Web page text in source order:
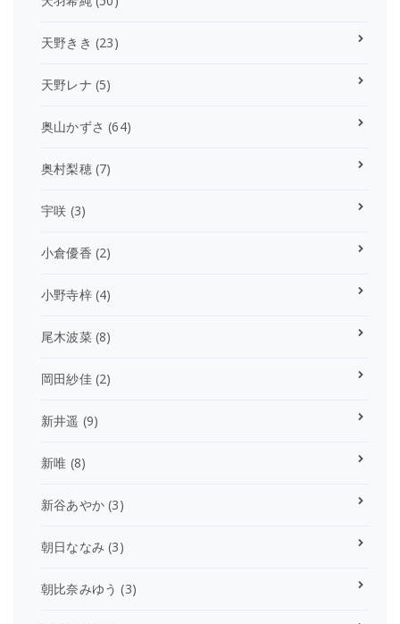
天野きき (23)
天野レナ (5)
奥山かずさ (64)
奥村梨穂(7)
宇咲 (3)
小倉優香 (2)
小野寺梓(4)
尾木波菜(8)
岡田紗佳(2)
新井遥 (9)
新唯 (8)
新谷あやか (3)
朝日ななみ (3)
朝比奈みゆう (3)